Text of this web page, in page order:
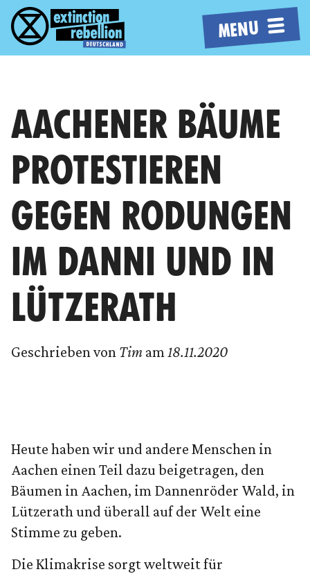
MENU
AACHENER BÄUME
PROTESTIEREN
GEGEN RODUNGEN
IM DANNI UND IN
LÜTZERATH
Geschrieben von Tim am 18.11.2020
Heute haben wir und andere Menschen in
Aachen einen Teil dazu beigetragen, den
Bäumen in Aachen, im Dannenröder Wald, in
Lützerath und überall auf der Welt eine
Stimme zu geben.
Die Klimakrise sorgt weltweit für